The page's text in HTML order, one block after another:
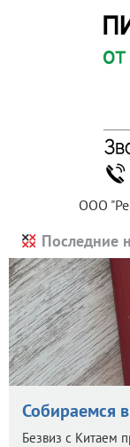
ООО
Последние
Собираемся
Безвиз с Китаем